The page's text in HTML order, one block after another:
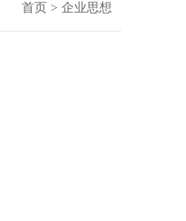
首页 > 企业思想